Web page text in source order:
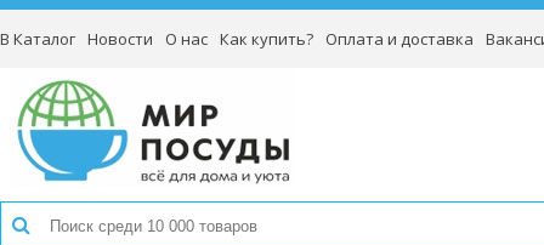
В Каталог Новости О нас Как купить? Оплата и доставка